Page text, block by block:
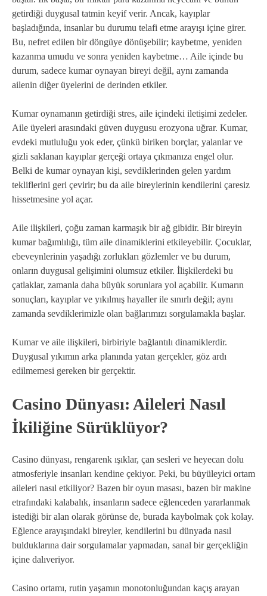
getirdiği duygusal tatmin keyif verir. Ancak, kayıplar
başladığında, insanlar bu durumu telafi etme arayışı içine girer.
Bu, nefret edilen bir döngüye dönüşebilir; kaybetme, yeniden
kazanma umudu ve sonra yeniden kaybetme… Aile içinde bu
durum, sadece kumar oynayan bireyi değil, aynı zamanda
ailenin diğer üyelerini de derinden etkiler.
Kumar oynamanın getirdiği stres, aile içindeki iletişimi zedeler.
Aile üyeleri arasındaki güven duygusu erozyona uğrar. Kumar,
evdeki mutluluğu yok eder, çünkü biriken borçlar, yalanlar ve
gizli saklanan kayıplar gerçeği ortaya çıkmanıza engel olur.
Belki de kumar oynayan kişi, sevdiklerinden gelen yardım
tekliflerini geri çevirir; bu da aile bireylerinin kendilerini çaresiz
hissetmesine yol açar.
Aile ilişkileri, çoğu zaman karmaşık bir ağ gibidir. Bir bireyin
kumar bağımlılığı, tüm aile dinamiklerini etkileyebilir. Çocuklar,
ebeveynlerinin yaşadığı zorlukları gözlemler ve bu durum,
onların duygusal gelişimini olumsuz etkiler. İlişkilerdeki bu
çatlaklar, zamanla daha büyük sorunlara yol açabilir. Kumarın
sonuçları, kayıplar ve yıkılmış hayaller ile sınırlı değil; aynı
zamanda sevdiklerimizle olan bağlarımızı sorgulamakla başlar.
Kumar ve aile ilişkileri, birbiriyle bağlantılı dinamiklerdir.
Duygusal yıkımın arka planında yatan gerçekler, göz ardı
edilmemesi gereken bir gerçektir.
Casino Dünyası: Aileleri Nasıl
İkiliğine Sürüklüyor?
Casino dünyası, rengarenk ışıklar, çan sesleri ve heyecan dolu
atmosferiyle insanları kendine çekiyor. Peki, bu büyüleyici ortam
aileleri nasıl etkiliyor? Bazen bir oyun masası, bazen bir makine
etrafındaki kalabalık, insanların sadece eğlenceden yararlanmak
istediği bir alan olarak görünse de, burada kaybolmak çok kolay.
Eğlence arayışındaki bireyler, kendilerini bu dünyada nasıl
bulduklarına dair sorgulamalar yapmadan, sanal bir gerçekliğin
içine dalıveriyor.
Casino ortamı, rutin yaşamın monotonluğundan kaçış arayan